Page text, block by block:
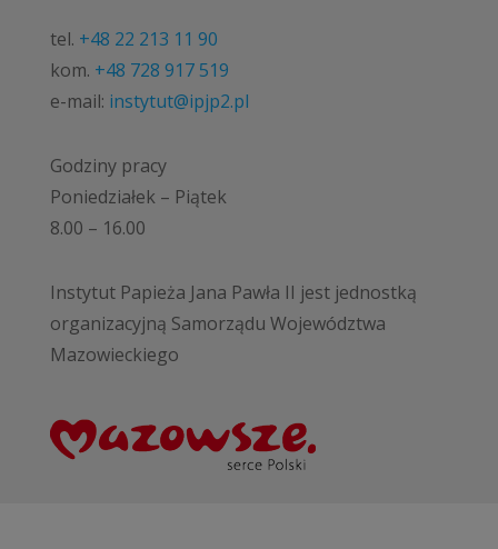
tel. +48 22 213 11 90
kom. +48 728 917 519
e-mail: instytut@ipjp2.pl
Godziny pracy
Poniedziałek – Piątek
8.00 – 16.00
Instytut Papieża Jana Pawła II jest jednostką
organizacyjną Samorządu Województwa
Mazowieckiego